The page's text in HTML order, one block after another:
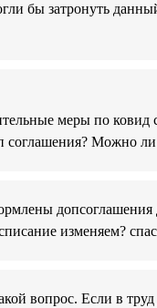
бы затронуть
меры по
соглашения? Можно
допсоглашения
изменяем?
вопрос. Если в